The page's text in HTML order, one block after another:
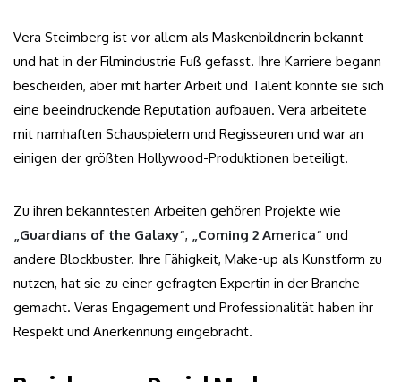
Vera Steimberg ist vor allem als Maskenbildnerin bekannt
und hat in der Filmindustrie Fuß gefasst. Ihre Karriere begann
bescheiden, aber mit harter Arbeit und Talent konnte sie sich
eine beeindruckende Reputation aufbauen. Vera arbeitete
mit namhaften Schauspielern und Regisseuren und war an
einigen der größten Hollywood-Produktionen beteiligt.
Zu ihren bekanntesten Arbeiten gehören Projekte wie
„Guardians of the Galaxy“, „Coming 2 America“ und
andere Blockbuster. Ihre Fähigkeit, Make-up als Kunstform zu
nutzen, hat sie zu einer gefragten Expertin in der Branche
gemacht. Veras Engagement und Professionalität haben ihr
Respekt und Anerkennung eingebracht.